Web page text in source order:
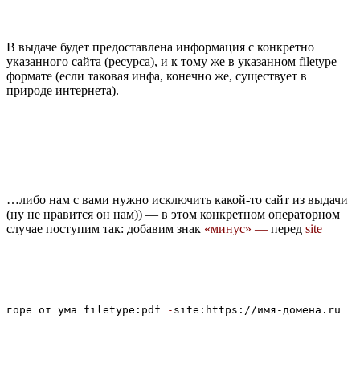
В выдаче будет предоставлена информация с конкретно
указанного сайта (ресурса), и к тому же в указанном filetype
формате (если таковая инфа, конечно же, существует в
природе интернета).
…либо нам с вами нужно исключить какой-то сайт из выдачи
(ну не нравится он нам)) — в этом конкретном операторном
случае поступим так: добавим знак «минус» — перед site
горе от ума filetype:pdf -